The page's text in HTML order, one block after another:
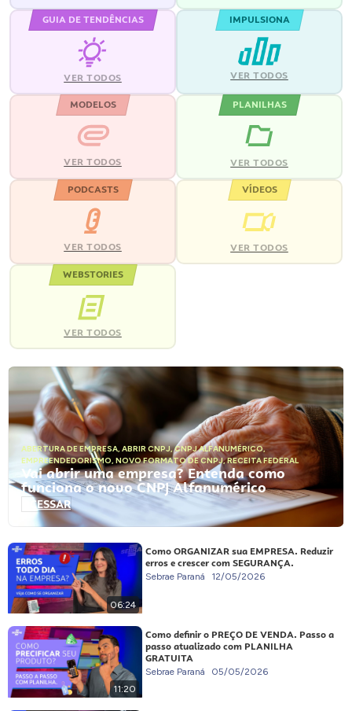
GUIA DE TENDÊNCIAS
VER TODOS
IMPULSIONA
VER TODOS
MODELOS
VER TODOS
PLANILHAS
VER TODOS
PODCASTS
VER TODOS
VÍDEOS
VER TODOS
WEBSTORIES
VER TODOS
ABERTURA DE EMPRESA, ABRIR CNPJ,CNPJ ALFANUMÉRICO,
EMPREENDEDORISMO, NOVO FORMATO DE CNPJ,RECEITA FEDERAL
Vai abrir uma empresa? Entenda como
funciona o novo CNPJ Alfanumérico
ACESSAR
06:24
Como ORGANIZAR sua EMPRESA. Reduzir
erros e crescer com SEGURANÇA.
Sebrae Paraná 12/05/2026
11:20
Como definir o PREÇO DE VENDA. Passo a
passo atualizado com PLANILHA
GRATUITA
Sebrae Paraná 05/05/2026